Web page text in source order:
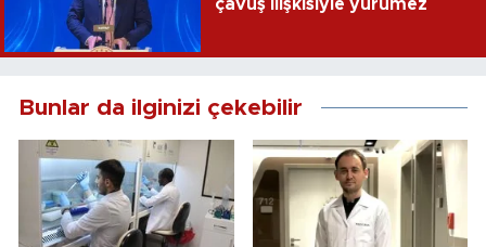
çavuş ilişkisiyle yürümez
Bunlar da ilginizi çekebilir